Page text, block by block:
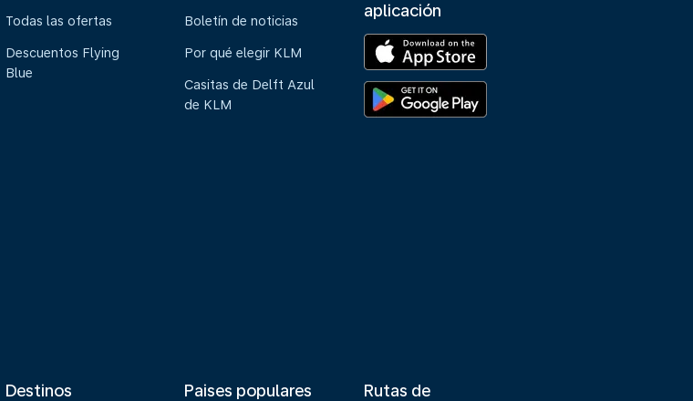
Todas las ofertas
Descuentos Flying
Blue
Boletín de noticias
Por qué elegir KLM
Casitas de Delft Azul
de KLM
aplicación
Destinos
Paises populares
Rutas de